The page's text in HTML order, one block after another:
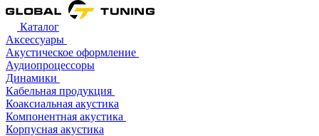
Каталог
Аксессуары
Акустическое оформление
Аудиопроцессоры
Динамики
Кабельная продукция
Коаксиальная акустика
Компонентная акустика
Корпусная акустика